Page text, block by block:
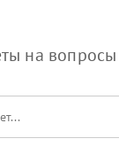
на вопросы